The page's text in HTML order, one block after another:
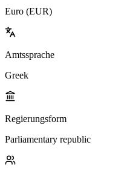
Euro (EUR)
Amtssprache
Greek
Regierungsform
Parliamentary republic